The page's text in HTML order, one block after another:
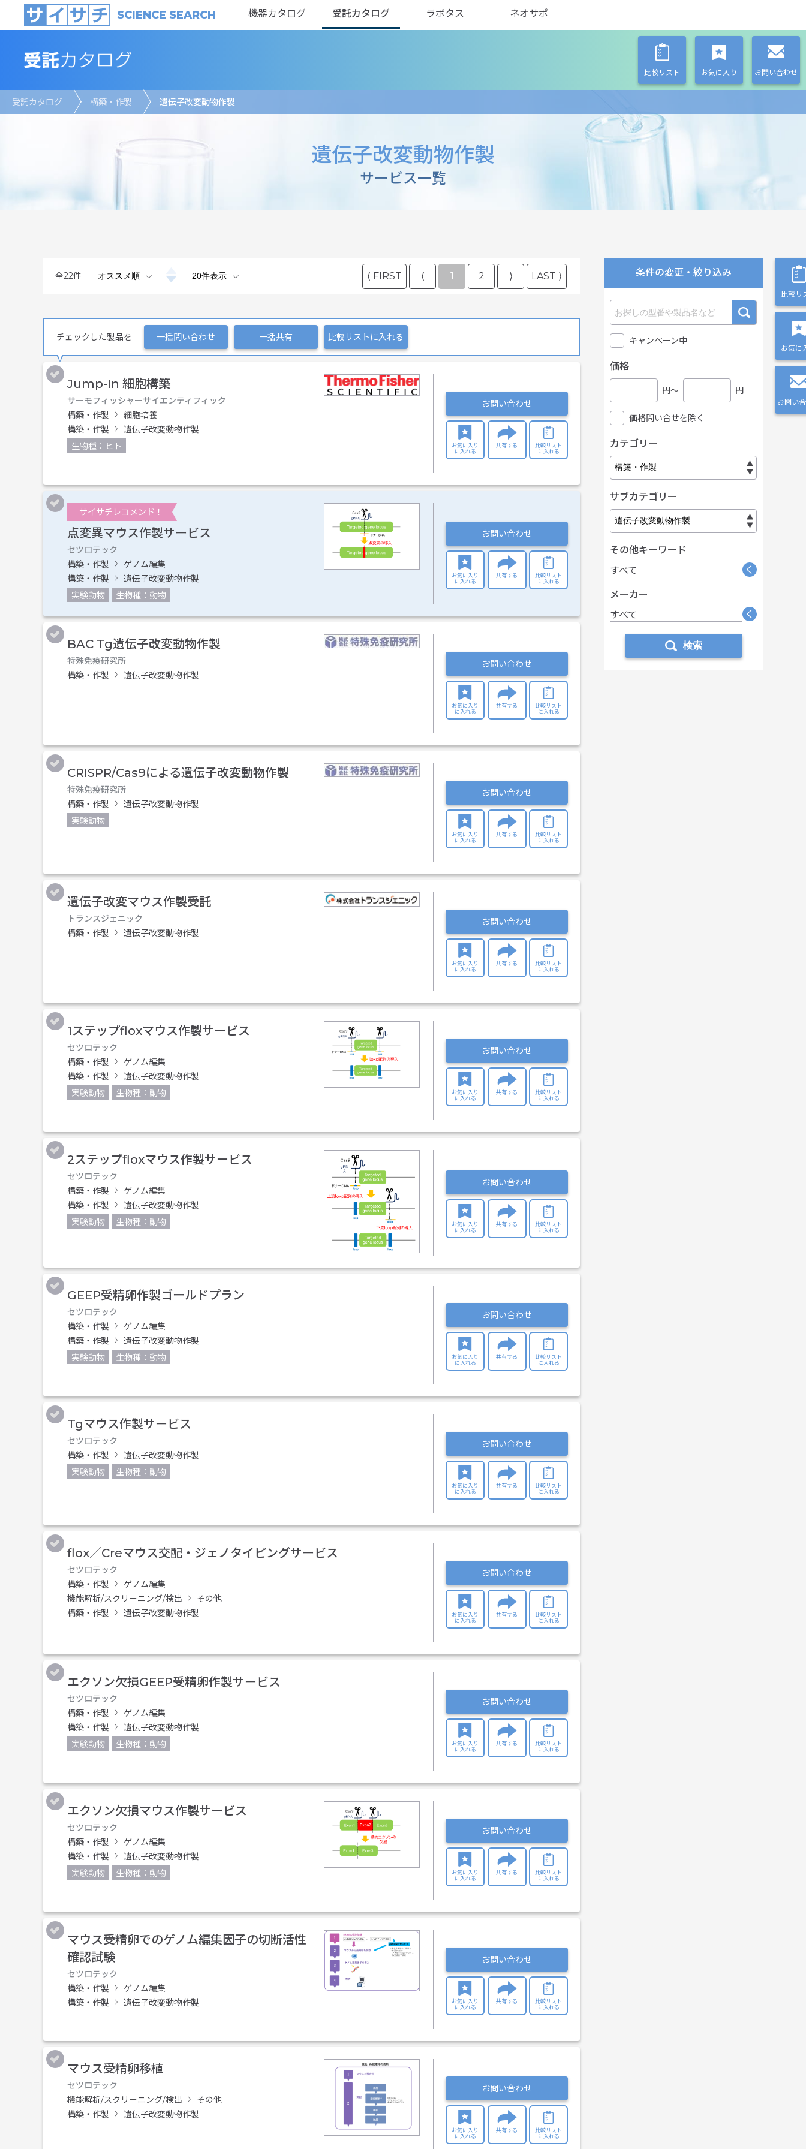
SCIENCE SEARCH 機器カタログ 受託カタログ ラボタス ネオサポ
比較リスト お気に入り お問い合わせ
受託カタログ 構築・作製 遺伝子改変動物作製
遺伝子改変動物作製
サービス一覧
全22件 ⟨ FIRST ⟨ 1 2 ⟩ LAST ⟩
チェックした製品を 一括問い合わせ 一括共有 比較リストに入れる
Jump-In 細胞構築
サーモフィッシャーサイエンティフィック
構築・作製
細胞培養
構築・作製
遺伝子改変動物作製
生物種：ヒト
お問い合わせ
お気に入り
に入れる
共有する
比較リスト
に入れる
サイサチレコメンド！
点変異マウス作製サービス
セツロテック
構築・作製
ゲノム編集
構築・作製
遺伝子改変動物作製
実験動物
生物種：動物
お問い合わせ
お気に入り
に入れる
共有する
比較リスト
に入れる
BAC Tg遺伝子改変動物作製
特殊免疫研究所
構築・作製
遺伝子改変動物作製
お問い合わせ
お気に入り
に入れる
共有する
比較リスト
に入れる
CRISPR/Cas9による遺伝子改変動物作製
特殊免疫研究所
構築・作製
遺伝子改変動物作製
実験動物
お問い合わせ
お気に入り
に入れる
共有する
比較リスト
に入れる
遺伝子改変マウス作製受託
トランスジェニック
構築・作製
遺伝子改変動物作製
お問い合わせ
お気に入り
に入れる
共有する
比較リスト
に入れる
1ステップfloxマウス作製サービス
セツロテック
構築・作製
ゲノム編集
構築・作製
遺伝子改変動物作製
実験動物
生物種：動物
お問い合わせ
お気に入り
に入れる
共有する
比較リスト
に入れる
2ステップfloxマウス作製サービス
セツロテック
構築・作製
ゲノム編集
構築・作製
遺伝子改変動物作製
実験動物
生物種：動物
お問い合わせ
お気に入り
に入れる
共有する
比較リスト
に入れる
GEEP受精卵作製ゴールドプラン
セツロテック
構築・作製
ゲノム編集
構築・作製
遺伝子改変動物作製
実験動物
生物種：動物
お問い合わせ
お気に入り
に入れる
共有する
比較リスト
に入れる
Tgマウス作製サービス
セツロテック
構築・作製
遺伝子改変動物作製
実験動物
生物種：動物
お問い合わせ
お気に入り
に入れる
共有する
比較リスト
に入れる
flox／Creマウス交配・ジェノタイピングサービス
セツロテック
構築・作製
ゲノム編集
機能解析/スクリーニング/検出
その他
構築・作製
遺伝子改変動物作製
お問い合わせ
お気に入り
に入れる
共有する
比較リスト
に入れる
エクソン欠損GEEP受精卵作製サービス
セツロテック
構築・作製
ゲノム編集
構築・作製
遺伝子改変動物作製
実験動物
生物種：動物
お問い合わせ
お気に入り
に入れる
共有する
比較リスト
に入れる
エクソン欠損マウス作製サービス
セツロテック
構築・作製
ゲノム編集
構築・作製
遺伝子改変動物作製
実験動物
生物種：動物
お問い合わせ
お気に入り
に入れる
共有する
比較リスト
に入れる
マウス受精卵でのゲノム編集因子の切断活性
確認試験
セツロテック
構築・作製
ゲノム編集
構築・作製
遺伝子改変動物作製
お問い合わせ
お気に入り
に入れる
共有する
比較リスト
に入れる
マウス受精卵移植
セツロテック
機能解析/スクリーニング/検出
その他
構築・作製
遺伝子改変動物作製
お問い合わせ
お気に入り
に入れる
共有する
比較リスト
に入れる
比較リ
お気に
お問い
条件の変更・絞り込み
キャンペーン中
価格
円〜 円
価格問い合せを除く
カテゴリー
サブカテゴリー
その他キーワード
すべて
く
メーカー
すべて
く
検索